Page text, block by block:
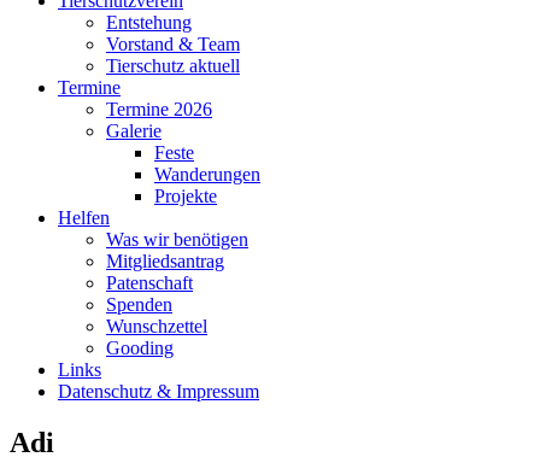
Entstehung
Vorstand & Team
Tierschutz aktuell
Termine
Termine 2026
Galerie
Feste
Wanderungen
Projekte
Helfen
Was wir benötigen
Mitgliedsantrag
Patenschaft
Spenden
Wunschzettel
Gooding
Links
Datenschutz & Impressum
Adi